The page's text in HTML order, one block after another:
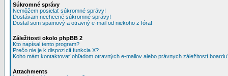
Súkromné správy
Nemôžem posielať súkromné správy!
Dostávam nechcené súkromné správy!
Dostal som spamový a otravný e-mail od niekoho z fóra!
Záležitosti okolo phpBB 2
Kto napísal tento program?
Prečo nie je k dispozícií funkcia X?
Koho mám kontaktovať ohľadom otravných e-mailov alebo právnych záležitostí
Attachments